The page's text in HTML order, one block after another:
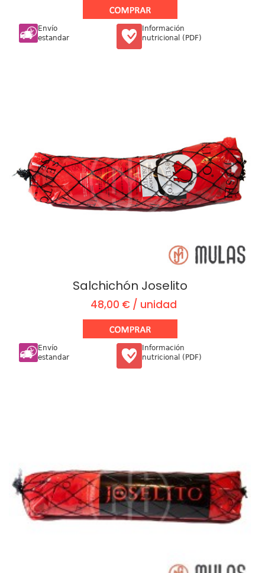
Envío
estandar
Información
nutricional (PDF)
Salchichón Joselito
48,00 € / unidad
Envío
estandar
Información
nutricional (PDF)